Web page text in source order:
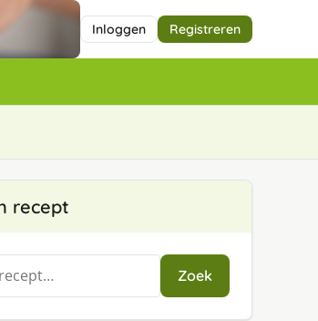
Inloggen Registreren
recept
Zoek